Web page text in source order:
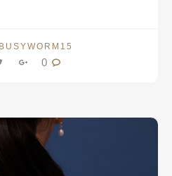
BUSYWORM15
0